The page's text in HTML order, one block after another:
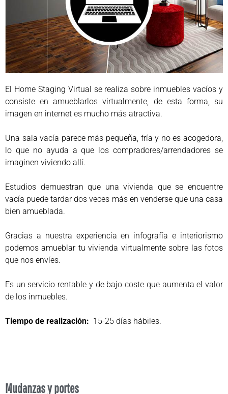
El Home Staging Virtual se realiza sobre inmuebles vacíos y
consiste en amueblarlos virtualmente, de esta forma, su
imagen en internet es mucho más atractiva.
Una sala vacía parece más pequeña, fría y no es acogedora,
lo que no ayuda a que los compradores/arrendadores se
imaginen viviendo allí.
Estudios demuestran que una vivienda que se encuentre
vacía puede tardar dos veces más en venderse que una casa
bien amueblada.
Gracias a nuestra experiencia en infografía e interiorismo
podemos amueblar tu vivienda virtualmente sobre las fotos
que nos envíes.
Es un servicio rentable y de bajo coste que aumenta el valor
de los inmuebles.
Tiempo de realización: 15-25 días hábiles.
Mudanzas y portes